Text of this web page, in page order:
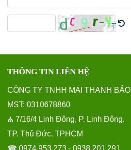
THÔNG TIN LIÊN HỆ
CÔNG TY TNHH MAI THANH BẢO
MST: 0310678860
⛪ 7/16/4 Linh Đông, P. Linh Đông,
TP. Thủ Đức, TPHCM
☎ 0974.953.273 - 0938.201.291